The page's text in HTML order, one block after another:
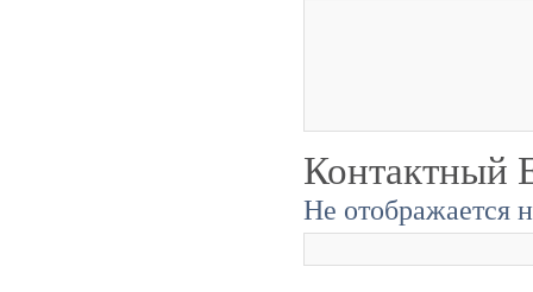
Контактный
Не отображается